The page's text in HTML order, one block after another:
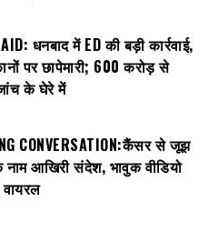
धनबाद में ED की बड़ी कार्रवाई,
पर छापेमारी; 600 करोड़ से
के घेरे में
CONVERSATION:कैंसर से जूझ
नाम आखिरी संदेश, भावुक वीडियो